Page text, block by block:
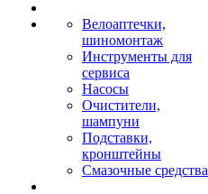
Велоаптечки,
шиномонтаж
Инструменты для
сервиса
Насосы
Очистители,
шампуни
Подставки,
кронштейны
Смазочные средства